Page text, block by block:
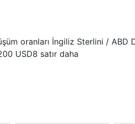
oranları İngiliz Sterlini / ABD
USD8 satır daha